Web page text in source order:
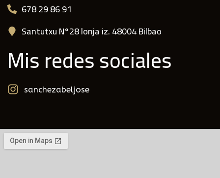
678 29 86 91
Santutxu N°28 lonja iz. 48004 Bilbao
Mis redes sociales
sanchezabeljose